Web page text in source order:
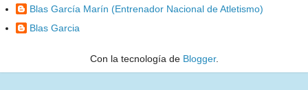
Blas García Marín (Entrenador Nacional de Atletismo)
Blas Garcia
Con la tecnología de Blogger.